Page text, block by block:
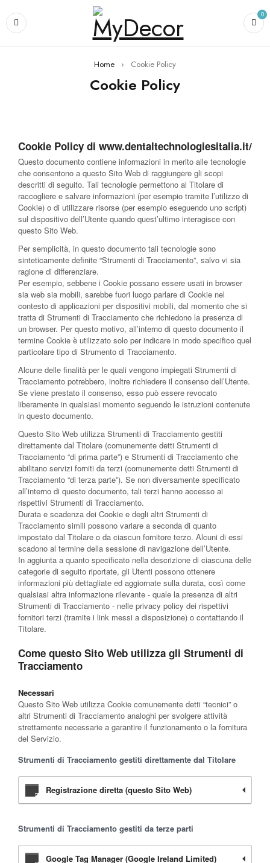
0
Home › Cookie Policy
Cookie Policy
Cookie Policy di www.dentaltechnologiesitalia.it/
Questo documento contiene informazioni in merito alle tecnologie
che consentono a questo Sito Web di raggiungere gli scopi
descritti di seguito. Tali tecnologie permettono al Titolare di
raccogliere e salvare informazioni (per esempio tramite l’utilizzo di
Cookie) o di utilizzare risorse (per esempio eseguendo uno script)
sul dispositivo dell’Utente quando quest’ultimo interagisce con
questo Sito Web.
Per semplicità, in questo documento tali tecnologie sono
sinteticamente definite “Strumenti di Tracciamento”, salvo vi sia
ragione di differenziare.
Per esempio, sebbene i Cookie possano essere usati in browser
sia web sia mobili, sarebbe fuori luogo parlare di Cookie nel
contesto di applicazioni per dispositivi mobili, dal momento che si
tratta di Strumenti di Tracciamento che richiedono la presenza di
un browser. Per questo motivo, all’interno di questo documento il
termine Cookie è utilizzato solo per indicare in modo specifico quel
particolare tipo di Strumento di Tracciamento.
Alcune delle finalità per le quali vengono impiegati Strumenti di
Tracciamento potrebbero, inoltre richiedere il consenso dell’Utente.
Se viene prestato il consenso, esso può essere revocato
liberamente in qualsiasi momento seguendo le istruzioni contenute
in questo documento.
Questo Sito Web utilizza Strumenti di Tracciamento gestiti
direttamente dal Titolare (comunemente detti Strumenti di
Tracciamento “di prima parte”) e Strumenti di Tracciamento che
abilitano servizi forniti da terzi (comunemente detti Strumenti di
Tracciamento “di terza parte”). Se non diversamente specificato
all’interno di questo documento, tali terzi hanno accesso ai
rispettivi Strumenti di Tracciamento.
Durata e scadenza dei Cookie e degli altri Strumenti di
Tracciamento simili possono variare a seconda di quanto
impostato dal Titolare o da ciascun fornitore terzo. Alcuni di essi
scadono al termine della sessione di navigazione dell’Utente.
In aggiunta a quanto specificato nella descrizione di ciascuna delle
categorie di seguito riportate, gli Utenti possono ottenere
informazioni più dettagliate ed aggiornate sulla durata, così come
qualsiasi altra informazione rilevante - quale la presenza di altri
Strumenti di Tracciamento - nelle privacy policy dei rispettivi
fornitori terzi (tramite i link messi a disposizione) o contattando il
Titolare.
Come questo Sito Web utilizza gli Strumenti di
Tracciamento
Necessari
Questo Sito Web utilizza Cookie comunemente detti “tecnici” o
altri Strumenti di Tracciamento analoghi per svolgere attività
strettamente necessarie a garantire il funzionamento o la fornitura
del Servizio.
Strumenti di Tracciamento gestiti direttamente dal Titolare
Registrazione diretta (questo Sito Web)
Strumenti di Tracciamento gestiti da terze parti
Google Tag Manager (Google Ireland Limited)